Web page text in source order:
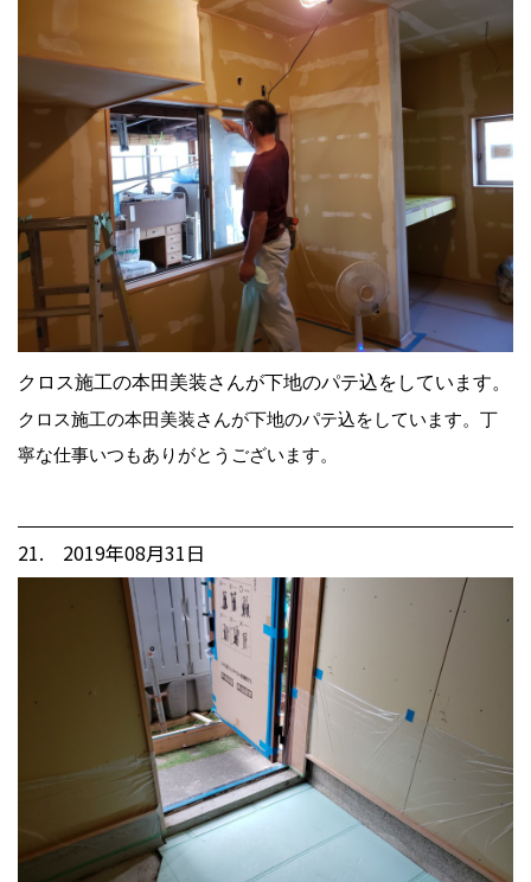
クロス施工の本田美装さんが下地のパテ込をしています。
クロス施工の本田美装さんが下地のパテ込をしています。丁
寧な仕事いつもありがとうございます。
21. 2019年08月31日